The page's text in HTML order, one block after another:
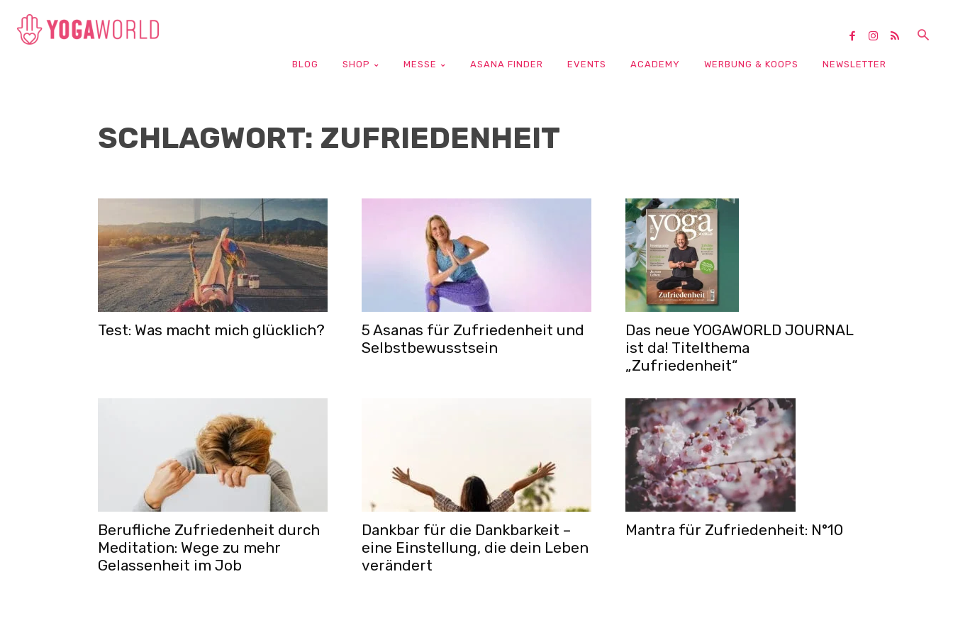
BLOG SHOP MESSE ASANA FINDER EVENTS ACADEMY WERBUNG & KOOPS NEWSLETTER
SCHLAGWORT: ZUFRIEDENHEIT
Test: Was macht mich glücklich?
5 Asanas für Zufriedenheit und
Selbstbewusstsein
Das neue YOGAWORLD JOURNAL
ist da! Titelthema
„Zufriedenheit“
Berufliche Zufriedenheit durch
Meditation: Wege zu mehr
Gelassenheit im Job
Dankbar für die Dankbarkeit –
eine Einstellung, die dein Leben
verändert
Mantra für Zufriedenheit: N°10